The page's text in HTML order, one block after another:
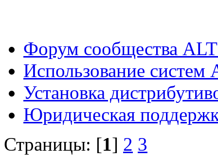
Форум сообщества
Использование систем
Установка
Юридическая
Страницы: [1] 2 3